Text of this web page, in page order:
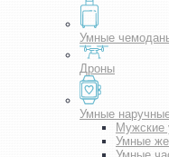
Умные
Дроны
Умные
Мужские
Умные